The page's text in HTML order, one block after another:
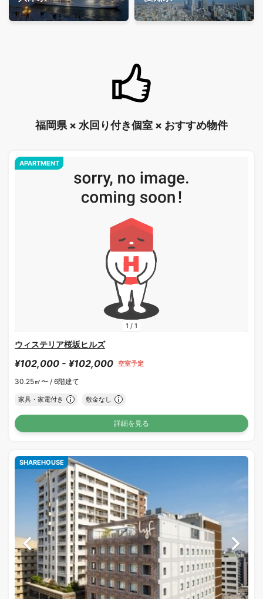
福岡県 × 水回り付き個室 × おすすめ物件
1 / 1
APARTMENT
ウィステリア桜坂ヒルズ
¥102,000 - ¥102,000 空室予定
30.25㎡〜 / 6階建て
家具・家電付き 敷金なし
詳細を見る
SHAREHOUSE